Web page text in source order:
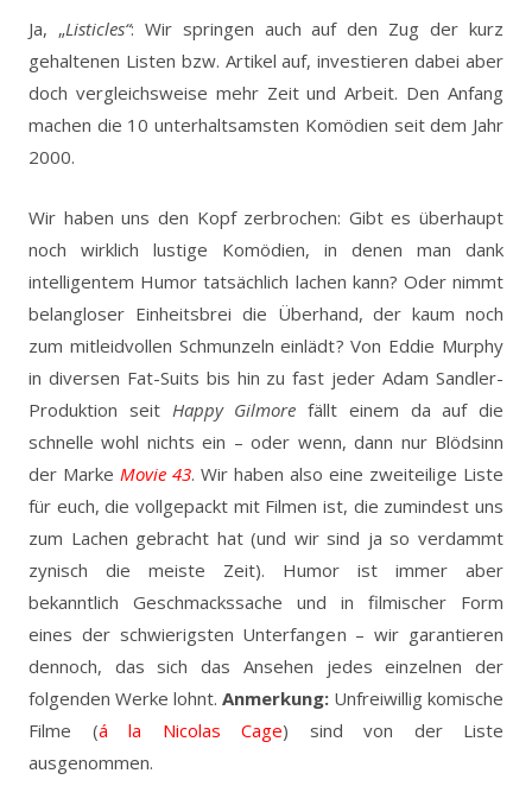
Ja, „Listicles“: Wir springen auch auf den Zug der kurz
gehaltenen Listen bzw. Artikel auf, investieren dabei aber
doch vergleichsweise mehr Zeit und Arbeit. Den Anfang
machen die 10 unterhaltsamsten Komödien seit dem Jahr
2000.
Wir haben uns den Kopf zerbrochen: Gibt es überhaupt
noch wirklich lustige Komödien, in denen man dank
intelligentem Humor tatsächlich lachen kann? Oder nimmt
belangloser Einheitsbrei die Überhand, der kaum noch
zum mitleidvollen Schmunzeln einlädt? Von Eddie Murphy
in diversen Fat-Suits bis hin zu fast jeder Adam Sandler-
Produktion seit Happy Gilmore fällt einem da auf die
schnelle wohl nichts ein – oder wenn, dann nur Blödsinn
der Marke Movie 43. Wir haben also eine zweiteilige Liste
für euch, die vollgepackt mit Filmen ist, die zumindest uns
zum Lachen gebracht hat (und wir sind ja so verdammt
zynisch die meiste Zeit). Humor ist immer aber
bekanntlich Geschmackssache und in filmischer Form
eines der schwierigsten Unterfangen – wir garantieren
dennoch, das sich das Ansehen jedes einzelnen der
folgenden Werke lohnt. Anmerkung: Unfreiwillig komische
Filme (á la Nicolas Cage) sind von der Liste
ausgenommen.